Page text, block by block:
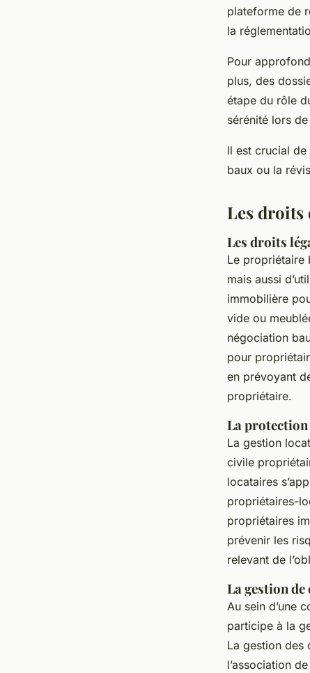
plateforme de
la
Pour
plus, des
étape du rôle
sérénité lors
Il est crucial
baux ou la
Les
Les droits
Le propriétaire
mais aussi
immobilière
vide ou
négociation
pour
en prévoyant
propriétaire.
La
La gestion
civile
locataires
propriétaires-
propriétaires
prévenir les
relevant de
La gestion
Au sein d’une
participe à la
La gestion des
l’association